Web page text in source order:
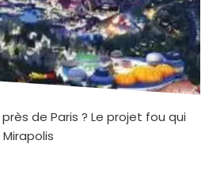
de Paris ? Le projet fou qui